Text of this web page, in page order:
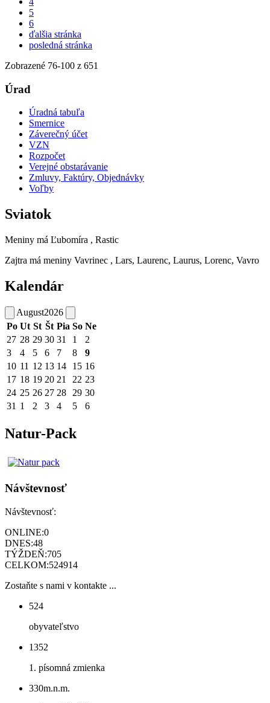
5
6
ďalšia stránka
posledná stránka
Zobrazené 76-100 z 651
Úrad
Úradná tabuľa
Smernice
Záverečný účet
VZN
Rozpočet
Verejné obstarávanie
Zmluvy, Faktúry, Objednávky
Voľby
Sviatok
Meniny má Ľubomíra , Rastic
Zajtra má meniny Vavrinec , Lars, Laurenc, Laurus, Lorenc, Vavro
Kalendár
August2026
Po Ut St Št Pia So Ne
27 28 29 30 31 1
2
3
4 5 6 7 8
9
10 11 12 13 14 15 16
17 18 19 20 21 22 23
24 25 26 27 28 29 30
31 1 2 3 4 5 6
Natur-Pack
Návštevnosť
Návštevnosť:
ONLINE:0
DNES:48
TÝŽDEŇ:705
CELKOM:524914
Zostaňte s nami v kontakte ...
524
obyvateľstvo
1352
1. písomná zmienka
330m.n.m.